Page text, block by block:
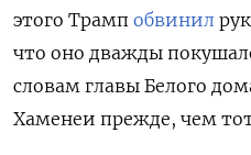
этого Трамп обвинил
что оно дважды
словам главы Белого
Хаменеи прежде, чем тот